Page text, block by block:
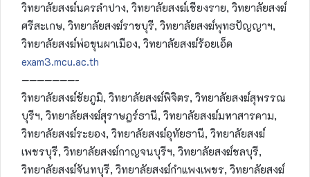
วิทยาลัยสงฆ์นครลำปาง, วิทยาลัยสงฆ์เชียงราย, วิทยาลัยสงฆ์
ศรีสะเกษ, วิทยาลัยสงฆ์ราชบุรี, วิทยาลัยสงฆ์พุทธปัญญาฯ,
วิทยาลัยสงฆ์พ่อขุนผาเมือง, วิทยาลัยสงฆ์ร้อยเอ็ด
exam3.mcu.ac.th
———————-
วิทยาลัยสงฆ์ชัยภูมิ, วิทยาลัยสงฆ์พิจิตร, วิทยาลัยสงฆ์สุพรรณ
บุรีฯ, วิทยาลัยสงฆ์สุราษฎร์ธานี, วิทยาลัยสงฆ์มหาสารคาม,
วิทยาลัยสงฆ์ระยอง, วิทยาลัยสงฆ์อุทัยธานี, วิทยาลัยสงฆ์
เพชรบุรี, วิทยาลัยสงฆ์กาญจนบุรีฯ, วิทยาลัยสงฆ์ชลบุรี,
วิทยาลัยสงฆ์จันทบุรี, วิทยาลัยสงฆ์กำแพงเพชร, วิทยาลัยสงฆ์